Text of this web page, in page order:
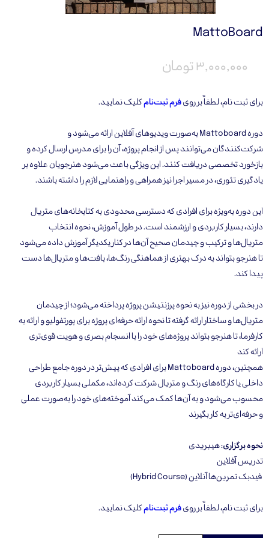
MattoBoard
۳,۰۰۰,۰۰۰ تومان
برای ثبت نام، لطفاً بر رویفرم ثبت‌نامکلیک نمایید.
دوره Mattoboard به‌صورت ویدیوهای آفلاین ارائه می‌شود و
شرکت‌کنندگان می‌توانند پس از انجام پروژه، آن را برای مدرس ارسال کرده و
بازخورد تخصصی دریافت کنند. این ویژگی باعث می‌شود هنرجویان علاوه بر
یادگیری تئوری، در مسیر اجرا نیز همراهی و راهنمایی لازم را داشته باشند.
این دوره به‌ویژه برای افرادی که دسترسی محدودی به کتابخانه‌های متریال
دارند، بسیار کاربردی و ارزشمند است. در طول آموزش، نحوه انتخاب
متریال‌ها و ترکیب و چیدمان صحیح آن‌ها در کنار یکدیگر آموزش داده می‌شود
تا هنرجو بتواند به درک بهتری از هماهنگی رنگ‌ها، بافت‌ها و متریال‌ها دست
پیدا کند.
در بخشی از دوره نیز به نحوه پرزنتیشن پروژه پرداخته می‌شود؛ از چیدمان
متریال‌ها و ساختار ارائه گرفته تا نحوه ارائه حرفه‌ای پروژه برای پورتفولیو و ارائه به
کارفرما، تا هنرجو بتواند پروژه‌های خود را با انسجام بصری و هویت قوی‌تری
ارائه کند
همچنین، دوره Mattoboard برای افرادی که پیش‌تر در دوره جامع طراحی
داخلی یا کارگاه‌های رنگ و متریال شرکت کرده‌اند، مکملی بسیار کاربردی
محسوب می‌شود و به آن‌ها کمک می‌کند آموخته‌های خود را به‌صورت عملی
و حرفه‌ای‌تر به کار بگیرند
نحوه برگزاری: هیبریدی
تدریس آفلاین
فیدبک تمرین‌ها آنلاین (Hybrid Course)
برای ثبت نام، لطفاً بر رویفرم ثبت‌نامکلیک نمایید.